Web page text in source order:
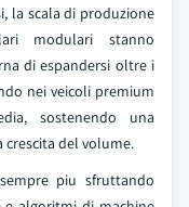
la scala di produzione
modulari stanno
di espandersi oltre i
nei veicoli premium
sostenendo una
crescita del volume.
piu sfruttando